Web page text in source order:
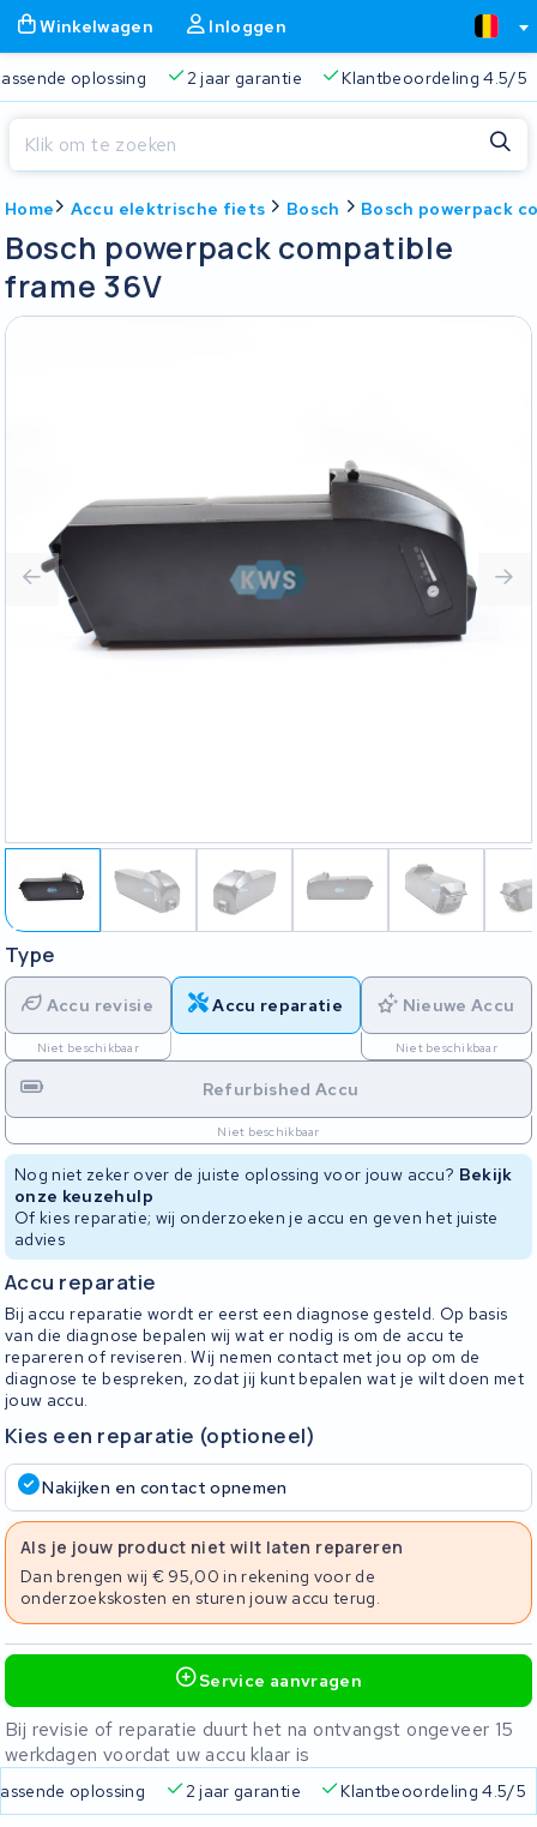
Winkelwagen Inloggen
oplossing 2 jaar garantie Klantbeoordeling 4.5/5
Home Accu elektrische fiets Bosch Bosch powerpack
Bosch powerpack compatible
frame 36V
Type
Accu revisie
Niet beschikbaar
Accu reparatie Nieuwe Accu
Niet beschikbaar
Refurbished Accu
Niet beschikbaar
Nog niet zeker over de juiste oplossing voor jouw accu? Bekijk
onze keuzehulp
Of kies reparatie; wij onderzoeken je accu en geven het juiste
advies
Accu reparatie
Bij accu reparatie wordt er eerst een diagnose gesteld. Op basis
van die diagnose bepalen wij wat er nodig is om de accu te
repareren of reviseren. Wij nemen contact met jou op om de
diagnose te bespreken, zodat jij kunt bepalen wat je wilt doen met
jouw accu.
Kies een reparatie (optioneel)
Nakijken en contact opnemen
Als je jouw product niet wilt laten repareren
Dan brengen wij € 95,00 in rekening voor de
onderzoekskosten en sturen jouw accu terug.
Service aanvragen
Bij revisie of reparatie duurt het na ontvangst ongeveer 15
werkdagen voordat uw accu klaar is
oplossing 2 jaar garantie Klantbeoordeling 4.5/5
Sluiten
Sluiten
Begin te typen in de zoekbalk om te zoeken